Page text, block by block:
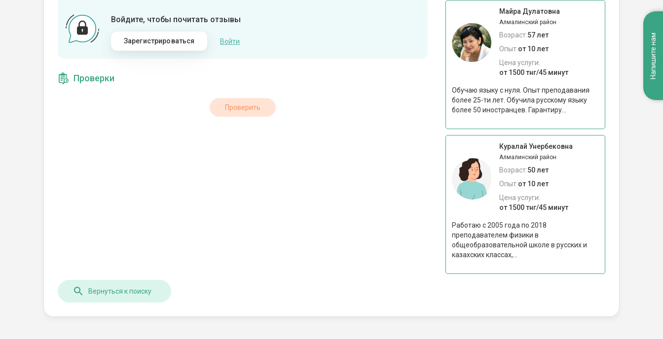
Войдите, чтобы почитать отзывы
Зарегистрироваться Войти
Проверки
Проверить
Майра Дулатовна
Алмалинский район
Возраст:57 лет
Опыт:от 10 лет
Цена услуги:
от 1500 тнг/45 минут
Обучаю языку с нуля. Опыт преподавания
более 25-ти лет. Обучила русскому языку
более 50 иностранцев. Гарантиру...
Куралай Унербековна
Алмалинский район
Возраст:50 лет
Опыт:от 10 лет
Цена услуги:
от 1500 тнг/45 минут
Работаю с 2005 года по 2018
преподавателем физики в
общеобразовательной школе в русских и
казахских классах,...
Вернуться к поиску
Напишите нам